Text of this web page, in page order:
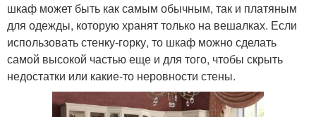
шкаф может быть как самым обычным, так и платяным
для одежды, которую хранят только на вешалках. Если
использовать стенку-горку, то шкаф можно сделать
самой высокой частью еще и для того, чтобы скрыть
недостатки или какие-то неровности стены.